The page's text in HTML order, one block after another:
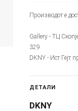
Производот е
Gallery - ТЦ
329
DKNY - Ист Гејт
ДЕТАЛИ
DKNY